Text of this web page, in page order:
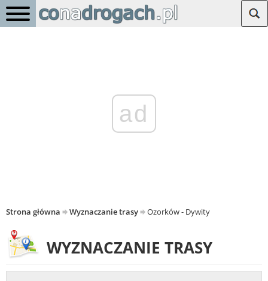
ad
Strona główna Wyznaczanie trasy Ozorków - Dywity
WYZNACZANIE TRASY